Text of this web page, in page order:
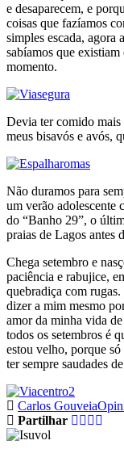
e desaparecem, e
coisas que fazíamos
simples escada, agora
sabíamos que
momento.
Devia ter comido
meus bisavós e avós,
Não duramos para
um verão adolescente
do “Banho 29”, o
praias de Lagos antes
Chega setembro e
paciência e rabujice,
quebradiça com
dizer a mim mesmo
amor da minha vida
todos os setembros é
estou velho, porque só
ter sempre saudades
Carlos Gouveia
Partilhar